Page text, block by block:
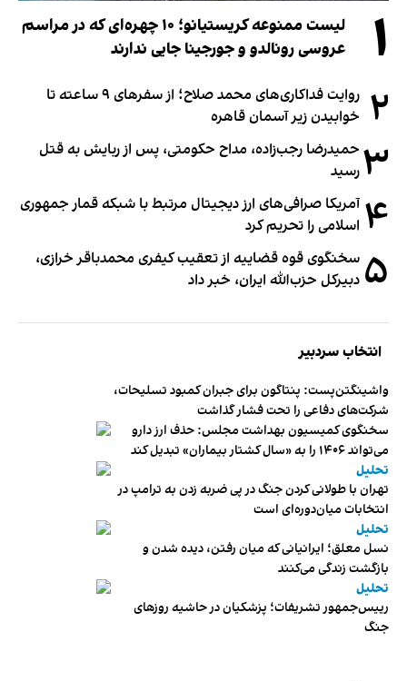
۱
لیست ممنوعه کریستیانو؛ ۱۰ چهره‌ای که در مراسم
عروسی رونالدو و جورجینا جایی ندارند
۲
روایت فداکاری‌های محمد صلاح؛ از سفرهای ۹ ساعته تا
خوابیدن زیر آسمان قاهره
۳ حمیدرضا رجب‌زاده، مداح حکومتی، پس از ربایش به قتل
رسید
۴ آمریکا صرافی‌های ارز دیجیتال مرتبط با شبکه قمار جمهوری
اسلامی را تحریم کرد
۵ سخنگوی قوه قضاییه از تعقیب کیفری محمدباقر خرازی،
دبیر‌کل حزب‌الله ایران، خبر داد
انتخاب سردبیر
واشینگتن‌پست: پنتاگون برای جبران کمبود تسلیحات،
شرکت‌های دفاعی را تحت فشار گذاشت
سخنگوی کمیسیون بهداشت مجلس: حذف ارز دارو
می‌تواند ۱۴۰۶ را به «سال کشتار بیماران» تبدیل کند
تحلیل
تهران با طولانی کردن جنگ در پی ضربه زدن به ترامپ در
انتخابات میان‌دوره‌ای است
تحلیل
نسل معلق؛ ایرانیانی که میان رفتن، دیده شدن و
بازگشت زندگی می‌کنند
تحلیل
رییس‌جمهور تشریفات؛ پزشکیان در حاشیه روزهای
جنگ